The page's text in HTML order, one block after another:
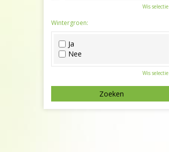
Paars
Roze
Wit
Zwart
Wis selectie
Wintergroen:
Ja
Nee
Wis selectie